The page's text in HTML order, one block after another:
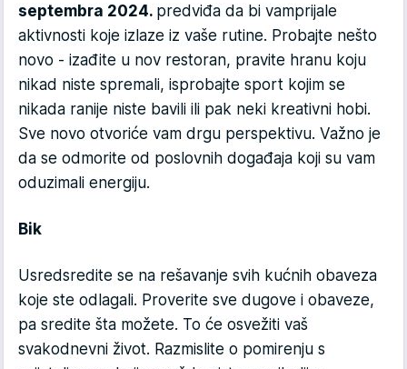
septembra 2024. predviđa da bi vamprijale
aktivnosti koje izlaze iz vaše rutine. Probajte nešto
novo - izađite u nov restoran, pravite hranu koju
nikad niste spremali, isprobajte sport kojim se
nikada ranije niste bavili ili pak neki kreativni hobi.
Sve novo otvoriće vam drgu perspektivu. Važno je
da se odmorite od poslovnih događaja koji su vam
oduzimali energiju.
Bik
Usredsredite se na rešavanje svih kućnih obaveza
koje ste odlagali. Proverite sve dugove i obaveze,
pa sredite šta možete. To će osvežiti vaš
svakodnevni život. Razmislite o pomirenju s